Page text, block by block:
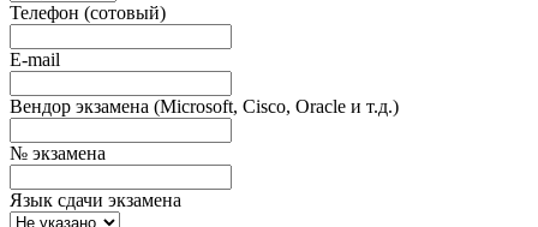
Телефон (сотовый)
E-mail
Вендор экзамена (Microsoft, Cisco, Oracle и т.д.)
№ экзамена
Язык сдачи экзамена